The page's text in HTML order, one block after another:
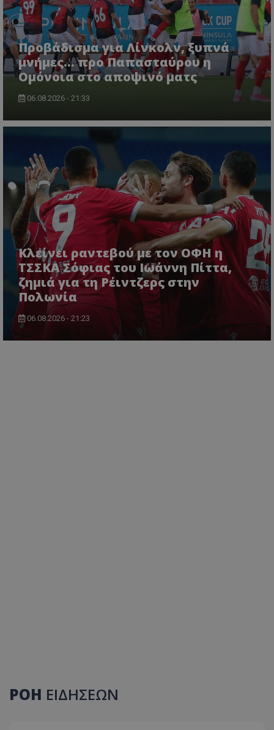
Προβάδισμα για Λίνκολν, ξυπνά
μνήμες... προ Παπασταύρου η
Ομόνοια στο αποψινό ματς
06.08.2026 - 21:33
Κλείνει ραντεβού με τον ΟΦΗ η
ΤΣΣΚΑ Σόφιας του Ιωάννη Πίττα,
ζημιά για τη Ρέιντζερς στην
Πολωνία
06.08.2026 - 21:23
ΡΟΗ ΕΙΔΗΣΕΩΝ